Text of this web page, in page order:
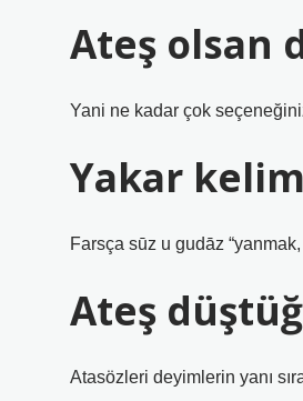
Ateş olsan
Yani ne kadar çok
Yakar
Farsça sūz u gudāz
Ateş
Atasözleri deyimlerin yanı